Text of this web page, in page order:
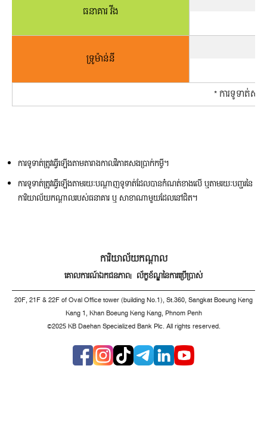
ធនាគារ វីង
ទ្រូម៉ាន់នី
* ការទូទាត់សង
ការទូទាត់ត្រូវធ្វើឡើងតាមតារាងកាលវិភាគសងប្រាក់កម្ចី។
ការទូទាត់ត្រូវធ្វើឡើងតាមរយៈបណ្តាញទូទាត់ដែលបានកំណត់ខាងលើ ឬតាមរយៈបញ្ជរនៃ
ការិយាល័យកណ្តាលរបស់ធនាគារ ឬ សាខាណាមួយដែលនៅជិត។
ការិយាល័យកណ្តាល
គោលការណ៍ឯកជនភាព| ល័ក្ខខ័ណ្ឌនៃការប្រើប្រាស់
20F, 21F & 22F of Oval Office tower (building No.1), St.360, Sangkat Boeung Keng
Kang 1, Khan Boeung Keng Kang, Phnom Penh
©2025 KB Daehan Specialized Bank Plc. All rights reserved.